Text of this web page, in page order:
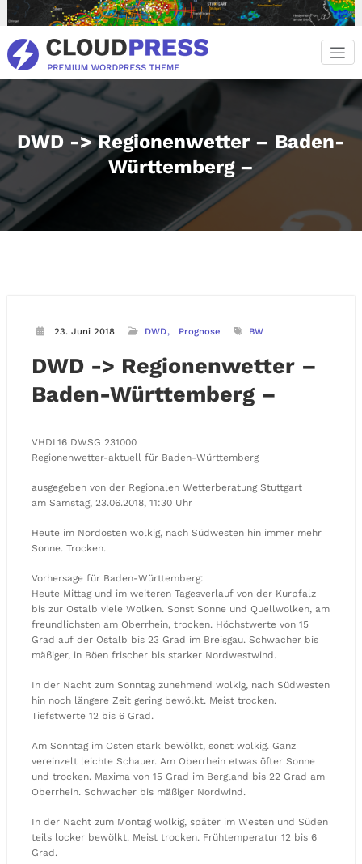
Inhalt
springen
DWD -> Regionenwetter – Baden-
Württemberg –
23. Juni 2018 DWD Prognose BW
DWD -> Regionenwetter –
Baden-Württemberg –
VHDL16 DWSG 231000
Regionenwetter-aktuell für Baden-Württemberg
ausgegeben von der Regionalen Wetterberatung Stuttgart
am Samstag, 23.06.2018, 11:30 Uhr
Heute im Nordosten wolkig, nach Südwesten hin immer mehr
Sonne. Trocken.
Vorhersage für Baden-Württemberg:
Heute Mittag und im weiteren Tagesverlauf von der Kurpfalz
bis zur Ostalb viele Wolken. Sonst Sonne und Quellwolken, am
freundlichsten am Oberrhein, trocken. Höchstwerte von 15
Grad auf der Ostalb bis 23 Grad im Breisgau. Schwacher bis
mäßiger, in Böen frischer bis starker Nordwestwind.
In der Nacht zum Sonntag zunehmend wolkig, nach Südwesten
hin noch längere Zeit gering bewölkt. Meist trocken.
Tiefstwerte 12 bis 6 Grad.
Am Sonntag im Osten stark bewölkt, sonst wolkig. Ganz
vereinzelt leichte Schauer. Am Oberrhein etwas öfter Sonne
und trocken. Maxima von 15 Grad im Bergland bis 22 Grad am
Oberrhein. Schwacher bis mäßiger Nordwind.
In der Nacht zum Montag wolkig, später im Westen und Süden
teils locker bewölkt. Meist trocken. Frühtemperatur 12 bis 6
Grad.